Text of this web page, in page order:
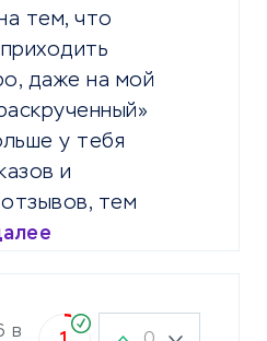
тем, что
даже на мой
у тебя
и
тем
в